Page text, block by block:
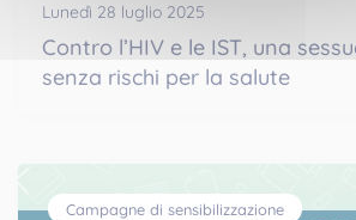
Lunedì 28 luglio 2025
Contro l’HIV e le IST, una
senza rischi per la salute
Campagne di sensibilizzazione